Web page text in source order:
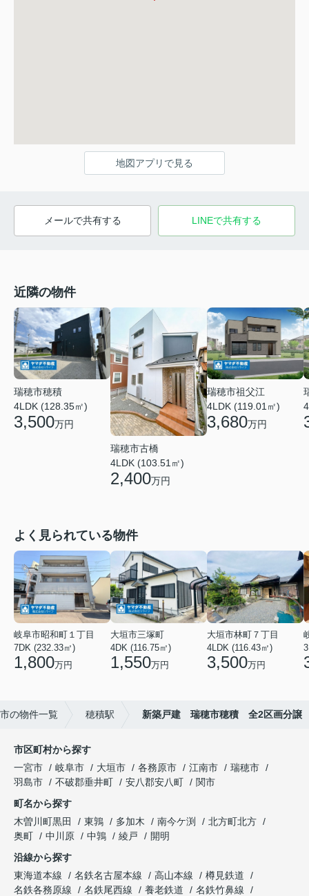
地図アプリで見る
メールで共有する LINEで共有する
近隣の物件
瑞穂市穂積
4LDK (128.35㎡)
3,500万円
瑞穂市古橋
4LDK (103.51㎡)
2,400万円
瑞穂市祖父江
4LDK (119.01㎡)
3,680万円
よく見られている物件
岐阜市昭和町１丁目
7DK (232.33㎡)
1,800万円
大垣市三塚町
4DK (116.75㎡)
1,550万円
大垣市林町７丁目
4LDK (116.43㎡)
3,500万円
の物件一覧 穂積駅 新築戸建 瑞穂市穂積 全2区画分譲
市区町村から探す
一宮市
岐阜市 大垣市 各務原市 江南市
瑞穂市
羽島市
不破郡垂井町 安八郡安八町
関市
町名から探す
木曽川町黒田
東鶉 多加木 南今ケ渕
北方町北方
奥町
中川原 中鶉 綾戸
開明
沿線から探す
東海道本線
名鉄名古屋本線 高山本線
樽見鉄道
名鉄各務原線
名鉄尾西線 養老鉄道
名鉄竹鼻線